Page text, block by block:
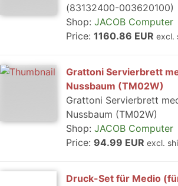
(83132400-003620100)
Shop: JACOB Computer
Price: 1160.86 EUR excl.
Grattoni Servierbrett
Nussbaum (TM02W)
Grattoni Servierbrett
Nussbaum (TM02W)
Shop: JACOB Computer
Price: 94.99 EUR excl.
Druck-Set für Medio